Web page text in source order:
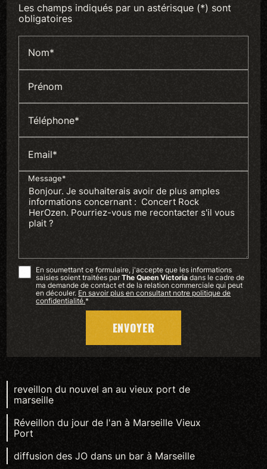
Les champs indiqués par un astérisque (*) sont
obligatoires
Nom*
Prénom
Téléphone*
Email*
Message*
En soumettant ce formulaire, j'accepte que les informations
saisies soient traitées parThe Queen Victoriadans le cadre de
ma demande de contact et de la relation commerciale qui peut
en découler. En savoir plus en consultant notre politique de
confidentialité.*
reveillon du nouvel an au vieux port de
marseille
Réveillon du jour de l'an à Marseille Vieux
Port
diffusion des JO dans un bar à Marseille